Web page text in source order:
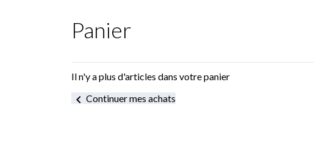
Panier
Il n'y a plus d'articles dans votre panier
chevron_left Continuer mes achats